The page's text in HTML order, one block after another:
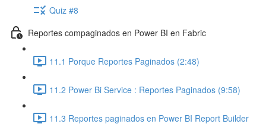
Quiz #8
Reportes compaginados en Power BI en Fabric
11.1 Porque Reportes Paginados (2:48)
11.2 Power Bi Service : Reportes Paginados (9:58)
11.3 Reportes paginados en Power BI Report Builder